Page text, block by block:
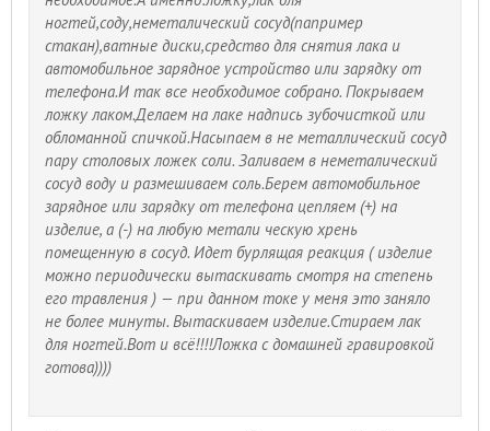
ногтей,соду,неметалический сосуд(папример
стакан),ватные диски,средство для снятия лака и
автомобильное зарядное устройство или зарядку от
телефона.И так все необходимое собрано. Покрываем
ложку лаком.Делаем на лаке надпись зубочисткой или
обломанной спичкой.Насыпаем в не металлический сосуд
пару столовых ложек соли. Заливаем в неметалический
сосуд воду и размешиваем соль.Берем автомобильное
зарядное или зарядку от телефона цепляем (+) на
изделие, а (-) на любую метали ческую хрень
помещенную в сосуд. Идет бурлящая реакция ( изделие
можно периодически вытаскивать смотря на степень
его травления ) — при данном токе у меня это заняло
не более минуты. Вытаскиваем изделие.Стираем лак
для ногтей.Вот и всё!!!!Ложка с домашней гравировкой
готова))))